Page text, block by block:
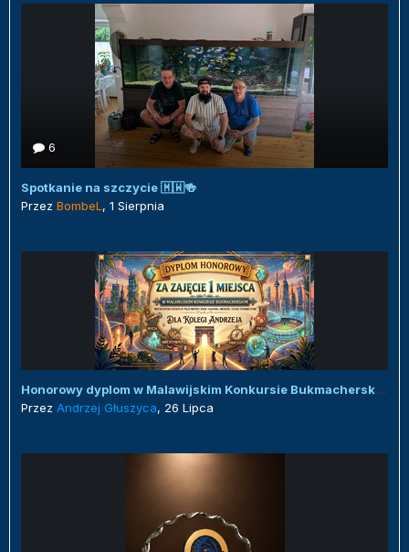
6
Spotkanie na szczycie 🇲🇼🍻
Przez BombeL , 1 Sierpnia
Honorowy dyplom w Malawijskim Konkursie Bukmacherskim :)
Przez Andrzej Głuszyca, 26 Lipca